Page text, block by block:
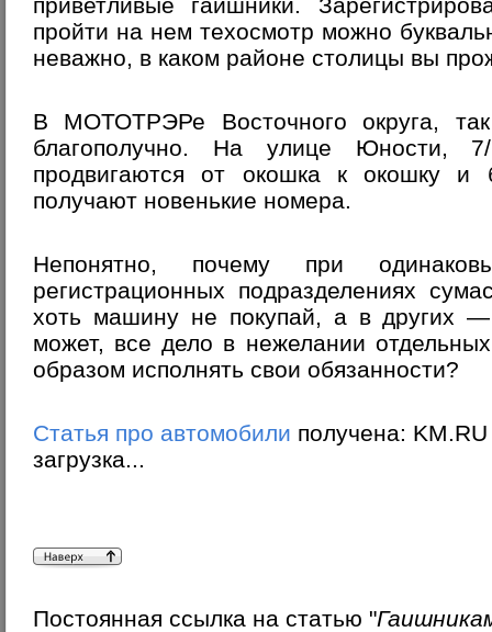
пройти на нем техосмотр можно
неважно, в каком районе столицы вы
В МОТОТРЭРе Восточного округа,
благополучно. На улице Юности,
продвигаются от окошка к окошку и
получают новенькие номера.
Непонятно, почему при
регистрационных подразделениях
хоть машину не покупай, а в других —
может, все дело в нежелании
образом исполнять свои обязанности?
Статья про автомобили получена:
загрузка...
Постоянная ссылка на статью "